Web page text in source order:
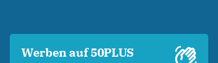
Werben auf 50PLUS